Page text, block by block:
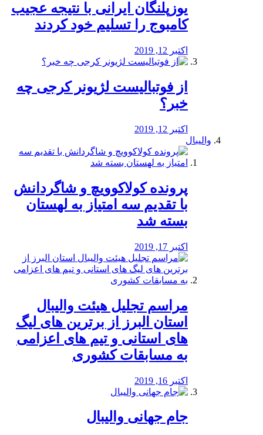
یوزپلنگان ایرانی با نتیجه عجیب
کامبوج را تسلیم خود کردند
اکتبر 12, 2019
از فوتبالیست لژیونر کرجی چه
خبر؟
اکتبر 12, 2019
والیبال
پرونده کولاکوویچ و شاگردانش
با تقدیم سه امتیاز به لهستان
بسته شد
اکتبر 17, 2019
مراسم تجلیل هیئت والیبال
استان البرز از برترین های لیگ
های استانی و تیم های اعزامی
به مسابقات کشوری
اکتبر 16, 2019
جام جهانی والیبال